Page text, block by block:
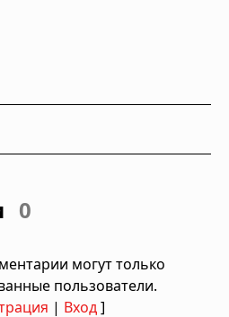
0
могут только
пользователи.
| Вход]